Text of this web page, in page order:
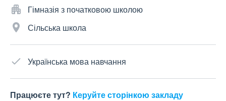
Гімназія з початковою школою
Сільська школа
Українська мова навчання
Працюєте тут? Керуйте сторінкою закладу